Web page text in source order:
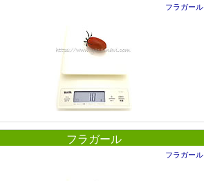
フラガール
フラガール
フラガール